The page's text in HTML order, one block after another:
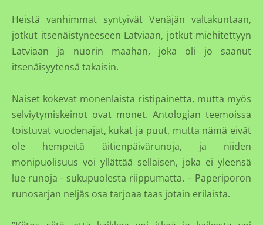
Heistä vanhimmat syntyivät Venäjän valtakuntaan,
jotkut itsenäistyneeseen Latviaan, jotkut miehitettyyn
Latviaan ja nuorin maahan, joka oli jo saanut
itsenäisyytensä takaisin.
Naiset kokevat monenlaista ristipainetta, mutta myös
selviytymiskeinot ovat monet. Antologian teemoissa
toistuvat vuodenajat, kukat ja puut, mutta nämä eivät
ole hempeitä äitienpäivärunoja, ja niiden
monipuolisuus voi yllättää sellaisen, joka ei yleensä
lue runoja - sukupuolesta riippumatta. – Paperiporon
runosarjan neljäs osa tarjoaa taas jotain erilaista.